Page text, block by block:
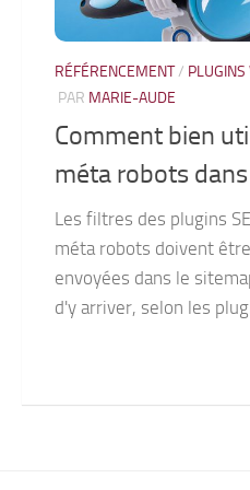
RÉFÉRENCEMENT/
PAR MARIE-AUDE
Comment bien
méta robots
Les filtres des plugins
méta robots doivent
envoyées dans le
d'y arriver, selon les